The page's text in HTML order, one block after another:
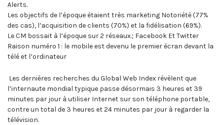
Alerts.
Les objectifs de l’époque étaient très marketing Notoriété (77%
des cas), l’acquisition de clients (70%) et la fidélisation (69%).
Le CM bossait à l’époque sur 2 réseaux.; Facebook Et Twitter
Raison numéro 1 : le mobile est devenu le premier écran devant la
télé et l’ordinateur
Les dernières recherches du Global Web Index révèlent que
l’internaute mondial typique passe désormais 3 heures et 39
minutes par jour à utiliser Internet sur son téléphone portable,
contre un total de 3 heures et 24 minutes par jour à regarder la
télévision.